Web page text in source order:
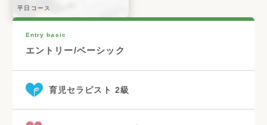
平日コース
Entry basic
エントリー/ベーシック
育児セラピスト 2級